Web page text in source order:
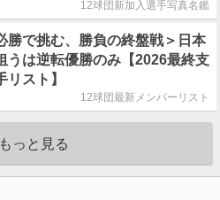
12球団新加入選手写真名鑑
勝で挑む、勝負の終盤戦＞日本
うは逆転優勝のみ【2026最終支
リスト】
12球団最新メンバーリスト
もっと見る